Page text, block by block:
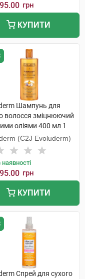
грн
КУПИТИ
Шампунь для
волосся зміцнюючий
оліями 400 мл 1
(C2J Evoluderm)
грн
КУПИТИ
Спрей для сухого